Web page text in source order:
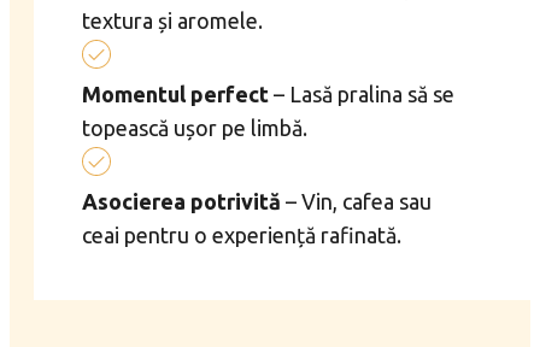
textura și aromele.
Momentul perfect – Lasă pralina să se
topească ușor pe limbă.
Asocierea potrivită – Vin, cafea sau
ceai pentru o experiență rafinată.